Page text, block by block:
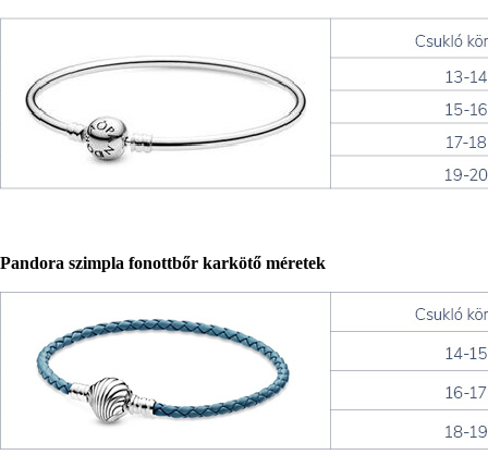
Pandora szimpla fonottbőr karkötő méretek